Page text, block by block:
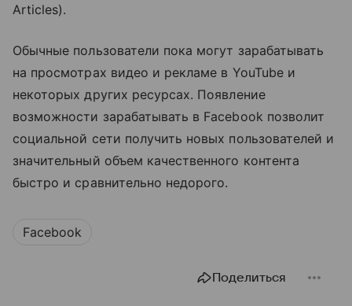
Articles).
Обычные пользователи пока могут зарабатывать
на просмотрах видео и рекламе в YouTube и
некоторых других ресурсах. Появление
возможности зарабатывать в Facebook позволит
социальной сети получить новых пользователей и
значительный объем качественного контента
быстро и сравнительно недорого.
Facebook
Поделиться